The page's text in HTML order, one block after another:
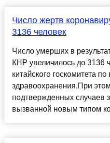
Число жертв
3136 человек
Число умерших в
КНР увеличилось до 3136
китайского госкомитета
здравоохранения.При
подтвержденных случаев
вызванной новым типом